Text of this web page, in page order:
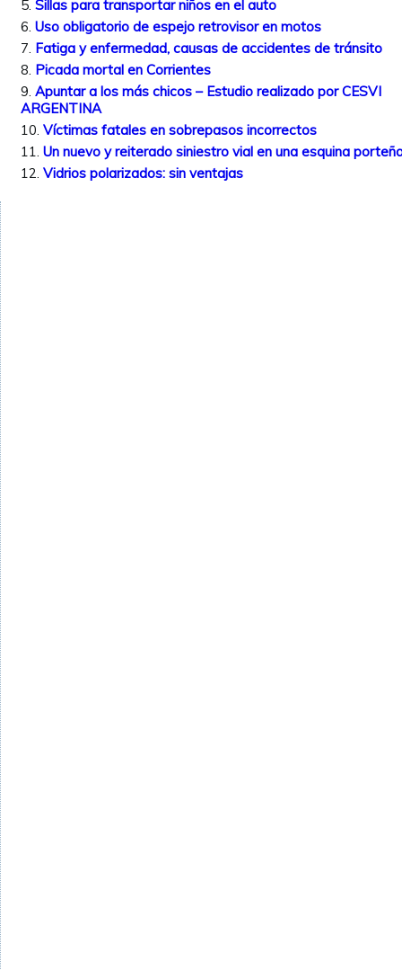
Sillas para transportar niños en el auto
Uso obligatorio de espejo retrovisor en motos
Fatiga y enfermedad, causas de accidentes de tránsito
Picada mortal en Corrientes
Apuntar a los más chicos – Estudio realizado por CESVI
ARGENTINA
Víctimas fatales en sobrepasos incorrectos
Un nuevo y reiterado siniestro vial en una esquina
Vidrios polarizados: sin ventajas